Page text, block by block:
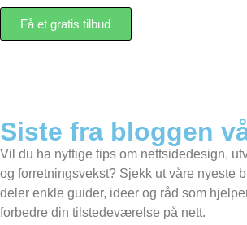
Få et gratis tilbud
Siste fra bloggen
Vil du ha nyttige tips om nettsidedesign,
og forretningsvekst? Sjekk ut våre nyeste
deler enkle guider, ideer og råd som
forbedre din tilstedeværelse på nett.